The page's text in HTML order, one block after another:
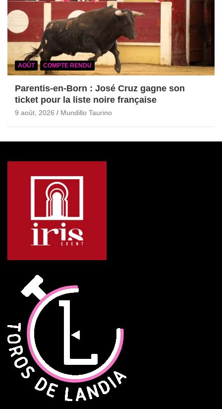
AOÛT COMPTE RENDU
Parentis-en-Born : José Cruz gagne son
ticket pour la liste noire française
9 août, 2026 Mundillo Taurino